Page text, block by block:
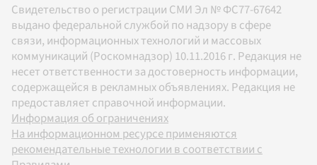
Свидетельство о регистрации СМИ Эл № ФС77-67642
выдано федеральной службой по надзору в сфере
связи, информационных технологий и массовых
коммуникаций (Роскомнадзор) 10.11.2016 г. Редакция не
несет ответственности за достоверность информации,
содержащейся в рекламных объявлениях. Редакция не
предоставляет справочной информации.
Информация об ограничениях
На информационном ресурсе применяются
рекомендательные технологии в соответствии с